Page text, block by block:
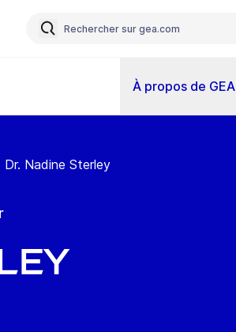
À propos de GEA
Dr. Nadine Sterley